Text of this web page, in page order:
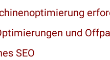
und
SEO